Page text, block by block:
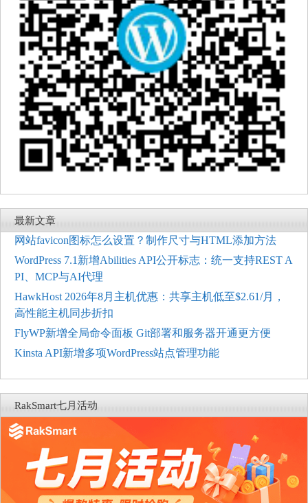
最新文章
网站favicon图标怎么设置？制作尺寸与HTML添加方法
WordPress 7.1新增Abilities API公开标志：统一支持REST A
PI、MCP与AI代理
HawkHost 2026年8月主机优惠：共享主机低至$2.61/月，
高性能主机同步折扣
FlyWP新增全局命令面板 Git部署和服务器开通更方便
Kinsta API新增多项WordPress站点管理功能
RakSmart七月活动